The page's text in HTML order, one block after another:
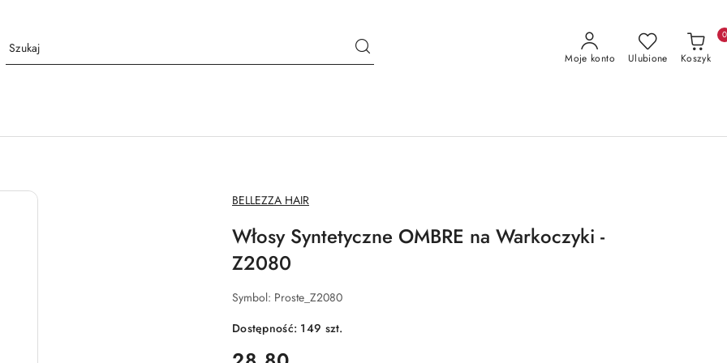
Moje konto Ulubione Koszyk
0
NAZWA
PRODUCENTA:
BELLEZZA HAIR
Włosy Syntetyczne OMBRE na Warkoczyki -
Z2080
Symbol: Proste_Z2080
Dostępność: 149 szt.